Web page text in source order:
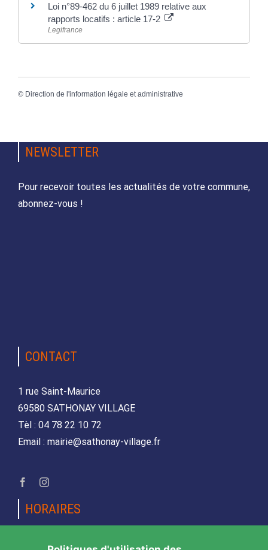
Loi n°89-462 du 6 juillet 1989 relative aux
rapports locatifs : article 17-2
Legifrance
© Direction de l'information légale et administrative
NEWSLETTER
Pour recevoir toutes les actualités de votre commune,
abonnez-vous !
CONTACT
1 rue Saint-Maurice
69580 SATHONAY VILLAGE
Tèl : 04 78 22 10 72
Email : mairie@sathonay-village.fr
HORAIRES
Lundi, mardi, jeudi et vendredi